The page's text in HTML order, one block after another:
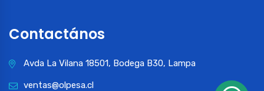
Contactános
Avda La Vilana 18501, Bodega B30, Lampa
ventas@olpesa.cl